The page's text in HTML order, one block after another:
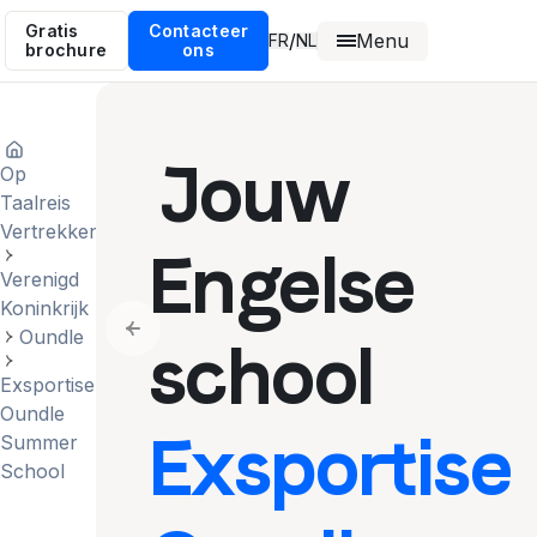
Gratis
brochure
Contacteer
ons
FR/NL Menu
Op
Taalreis
Vertrekken
Verenigd
Koninkrijk
Oundle
Exsportise
Oundle
Summer
School
Jouw
Engelse
school
Exsportise
Previous slide